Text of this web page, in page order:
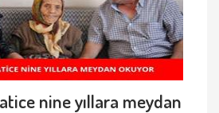
nine yıllara meydan